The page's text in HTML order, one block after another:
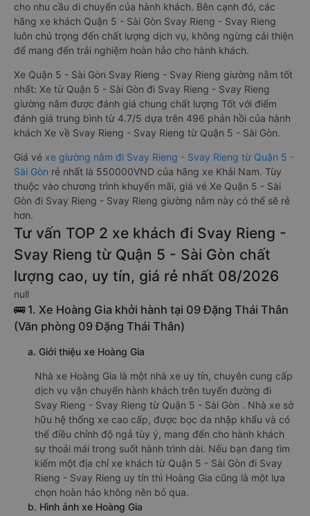
cho nhu cầu di chuyển của hành khách. Bên cạnh đó, các
hãng xe khách Quận 5 - Sài Gòn Svay Rieng - Svay Rieng
luôn chú trọng đến chất lượng dịch vụ, không ngừng cải thiện
để mang đến trải nghiệm hoàn hảo cho hành khách.
Xe Quận 5 - Sài Gòn Svay Rieng - Svay Rieng giường nằm tốt
nhất: Xe từ Quận 5 - Sài Gòn đi Svay Rieng - Svay Rieng
giường nằm được đánh giá chung chất lượng Tốt với điểm
đánh giá trung bình từ 4.7/5 dựa trên 496 phản hồi của hành
khách Xe về Svay Rieng - Svay Rieng từ Quận 5 - Sài Gòn.
Giá vé xe giường nằm đi Svay Rieng - Svay Rieng từ Quận 5 -
Sài Gòn rẻ nhất là 550000VND của hãng xe Khải Nam. Tùy
thuộc vào chương trình khuyến mãi, giá vé Xe Quận 5 - Sài
Gòn đi Svay Rieng - Svay Rieng giường nằm này có thể sẽ rẻ
hơn.
Tư vấn TOP 2 xe khách đi Svay Rieng -
Svay Rieng từ Quận 5 - Sài Gòn chất
lượng cao, uy tín, giá rẻ nhất 08/2026
null
🚌 1. Xe Hoàng Gia khởi hành tại 09 Đặng Thái Thân
(Văn phòng 09 Đặng Thái Thân)
a. Giới thiệu xe Hoàng Gia
Nhà xe Hoàng Gia là một nhà xe uy tín, chuyên cung cấp
dịch vụ vận chuyển hành khách trên tuyến đường đi
Svay Rieng - Svay Rieng từ Quận 5 - Sài Gòn . Nhà xe sở
hữu hệ thống xe cao cấp, được bọc da nhập khẩu và có
thể điều chỉnh độ ngả tùy ý, mang đến cho hành khách
sự thoải mái trong suốt hành trình dài. Nếu bạn đang tìm
kiếm một địa chỉ xe khách từ Quận 5 - Sài Gòn đi Svay
Rieng - Svay Rieng uy tín thì Hoàng Gia cũng là một lựa
chọn hoàn hảo không nên bỏ qua.
b. Hình ảnh xe Hoàng Gia